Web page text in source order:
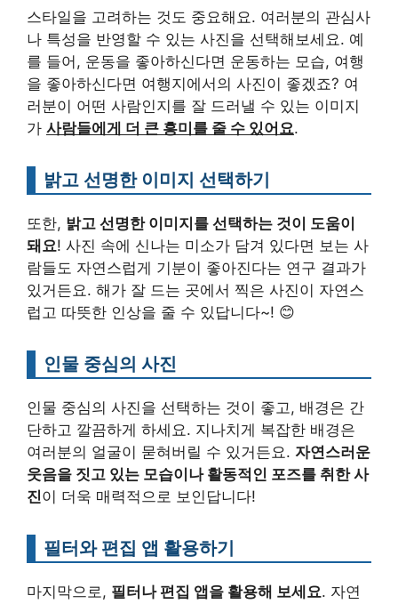
스타일을 고려하는 것도 중요해요. 여러분의 관심사
나 특성을 반영할 수 있는 사진을 선택해보세요. 예
를 들어, 운동을 좋아하신다면 운동하는 모습, 여행
을 좋아하신다면 여행지에서의 사진이 좋겠죠? 여
러분이 어떤 사람인지를 잘 드러낼 수 있는 이미지
가 사람들에게 더 큰 흥미를 줄 수 있어요.
밝고 선명한 이미지 선택하기
또한, 밝고 선명한 이미지를 선택하는 것이 도움이
돼요! 사진 속에 신나는 미소가 담겨 있다면 보는 사
람들도 자연스럽게 기분이 좋아진다는 연구 결과가
있거든요. 해가 잘 드는 곳에서 찍은 사진이 자연스
럽고 따뜻한 인상을 줄 수 있답니다~! 😊
인물 중심의 사진
인물 중심의 사진을 선택하는 것이 좋고, 배경은 간
단하고 깔끔하게 하세요. 지나치게 복잡한 배경은
여러분의 얼굴이 묻혀버릴 수 있거든요. 자연스러운
웃음을 짓고 있는 모습이나 활동적인 포즈를 취한 사
진이 더욱 매력적으로 보인답니다!
필터와 편집 앱 활용하기
마지막으로, 필터나 편집 앱을 활용해 보세요. 자연